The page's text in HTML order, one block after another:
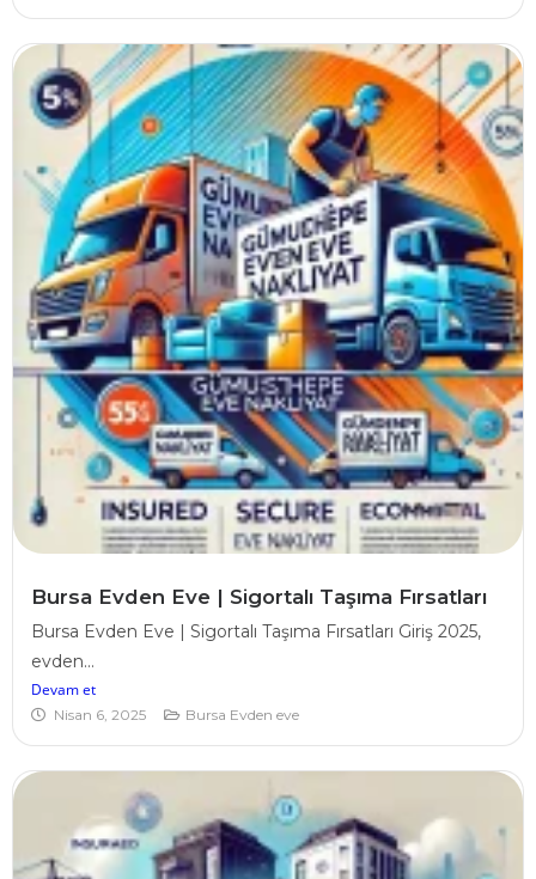
Bursa Evden Eve | Sigortalı Taşıma Fırsatları
Bursa Evden Eve | Sigortalı Taşıma Fırsatları Giriş 2025,
evden...
Devam et
Nisan 6, 2025 Bursa Evden eve